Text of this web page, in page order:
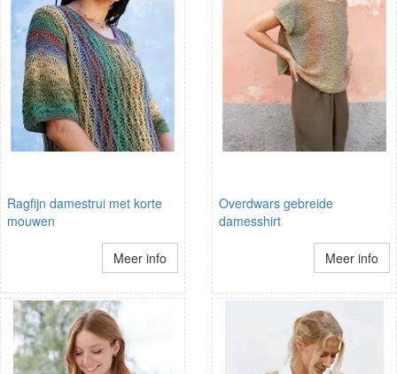
Ragfijn damestrui met korte
mouwen
Meer info
Overdwars gebreide
damesshirt
Meer info